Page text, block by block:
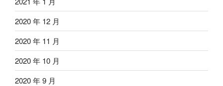
2020 年 12 月
2020 年 11 月
2020 年 10 月
2020 年 9 月